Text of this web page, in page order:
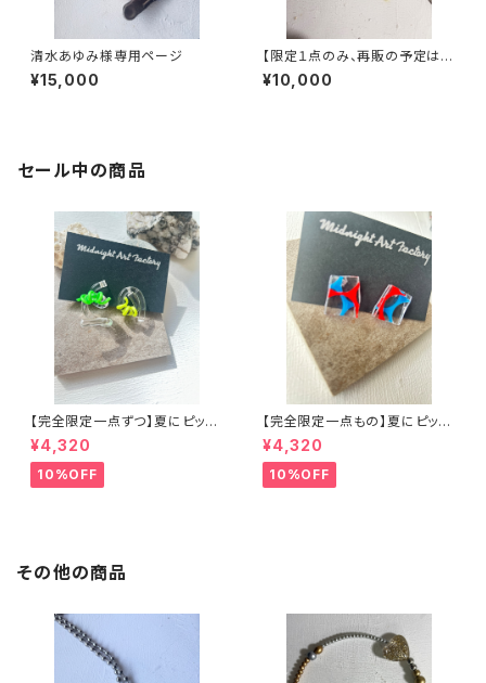
清水あゆみ様専用ページ
¥15,000
【限定１点のみ、再販の予定はあ
りません】ヴィンテージパーツで
作った丸型3wayネックレス【3
¥10,000
セール中の商品
【完全限定一点ずつ】夏にピッタ
リウネウネアシンメトリーピアス
¥4,320
10%OFF
【完全限定一点もの】夏にピッタ
リアクリルアートピアス
¥4,320
10%OFF
その他の商品